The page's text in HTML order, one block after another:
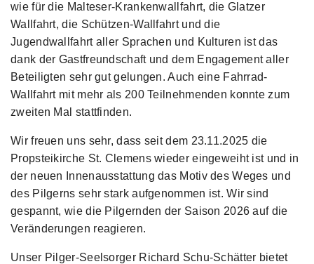
wie für die Malteser-Krankenwallfahrt, die Glatzer
Wallfahrt, die Schützen-Wallfahrt und die
Jugendwallfahrt aller Sprachen und Kulturen ist das
dank der Gastfreundschaft und dem Engagement aller
Beteiligten sehr gut gelungen. Auch eine Fahrrad-
Wallfahrt mit mehr als 200 Teilnehmenden konnte zum
zweiten Mal stattfinden.
Wir freuen uns sehr, dass seit dem 23.11.2025 die
Propsteikirche St. Clemens wieder eingeweiht ist und in
der neuen Innenausstattung das Motiv des Weges und
des Pilgerns sehr stark aufgenommen ist. Wir sind
gespannt, wie die Pilgernden der Saison 2026 auf die
Veränderungen reagieren.
Unser Pilger-Seelsorger Richard Schu-Schätter bietet